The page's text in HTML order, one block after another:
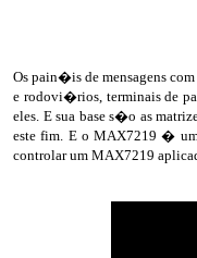
Os pain�is de mensagens
e rodovi�rios, terminais de
eles. E sua base s�o as
este fim. E o MAX7219 �
controlar um MAX7219